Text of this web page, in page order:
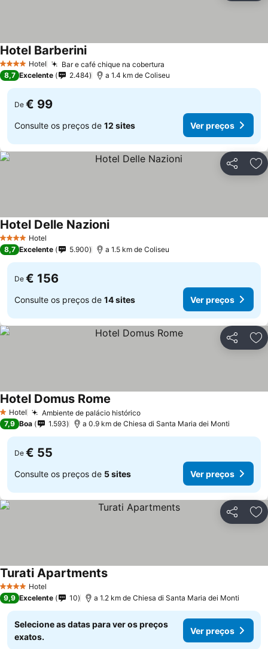
4 EstrelasHotel Bar e café chique na cobertura
Hotel Barberini
8,7 Excelente 2.484 a 1.4 km de Coliseu
De € 99
Consulte os preços de 12 sites Ver preços
Partilhar
4 EstrelasHotel
Hotel Delle Nazioni
8,7 Excelente 5.900 a 1.5 km de Coliseu
De € 156
Consulte os preços de 14 sites Ver preços
Partilhar
1 Estrelas
Hotel Ambiente de palácio histórico
Hotel Domus Rome
7,9 Boa 1.593 a 0.9 km de Chiesa di Santa Maria dei Monti
De € 55
Consulte os preços de 5 sites Ver preços
Partilhar
4 EstrelasHotel
Turati Apartments
9,9 Excelente 10 a 1.2 km de Chiesa di Santa Maria dei Monti
Selecione as datas para ver os preços
exatos.
Ver preços